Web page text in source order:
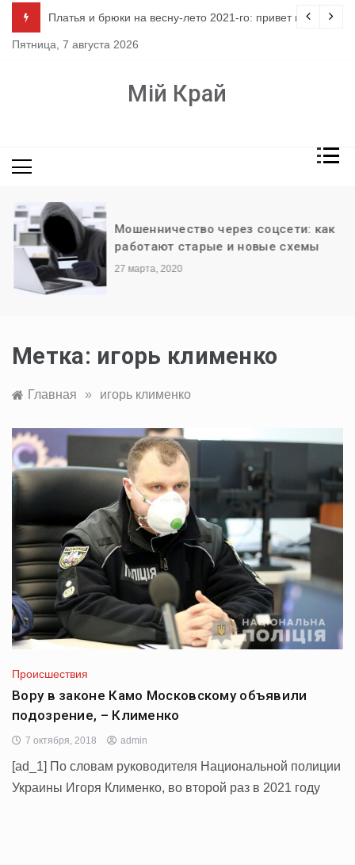
содержимому
Платья и брюки на весну-лето 2021-го: привет из 80-х
Пятница, 7 августа 2026
Мій Край
Мошенничество через соцсети: как
работают старые и новые схемы
27 марта, 2020
Метка: игорь клименко
Главная » игорь клименко
Происшествия
Вору в законе Камо Московскому объявили
подозрение, – Клименко
7 октября, 2018 admin
[ad_1] По словам руководителя Национальной полиции
Украины Игоря Клименко, во второй раз в 2021 году